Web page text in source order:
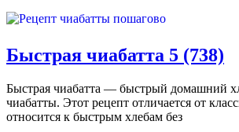
Быстрая чиабатта 5 (738)
Быстрая чиабатта — быстрый домашний
чиабатты. Этот рецепт отличается от
относится к быстрым хлебам без